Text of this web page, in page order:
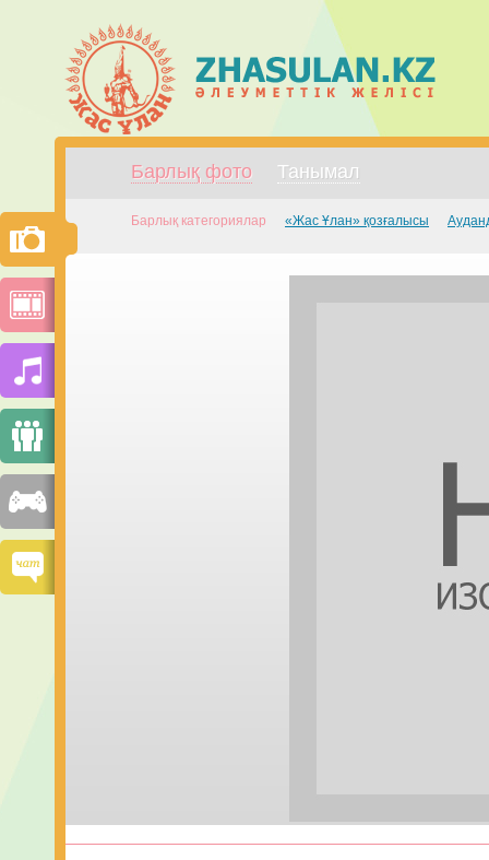
Барлық фото Танымал
Барлық категориялар «Жас Ұлан» қозғалысы